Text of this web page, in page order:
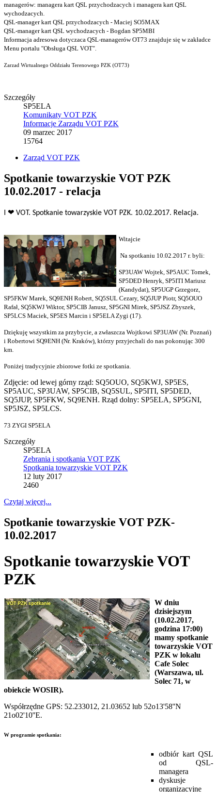
managerów: managera kart QSL przychodzacych i managera kart QSL
wychodzacych.
QSL-manager kart QSL przychodzacych - Maciej SO5MAX
QSL-manager kart QSL wychodzacych - Bogdan SP5MBI
Informacja adresowa dotyczaca QSL-managerów OT73 znajduje się w zakładce
Menu portalu "Obsługa QSL VOT".
Zarzad Wirtualnego Oddziału Terenowego PZK (OT73)
Szczegóły
SP5ELA
Komunikaty VOT PZK
Informacje Zarządu VOT PZK
09 marzec 2017
15764
Zarząd VOT PZK
Spotkanie towarzyskie VOT PZK
10.02.2017 - relacja
I ❤ VOT. Spotkanie towarzyskie VOT PZK. 10.02.2017. Relacja.
Witajcie
Na spotkaniu 10.02.2017 r. byli:
SP3UAW Wojtek, SP5AUC Tomek,
SP5DED Henryk, SP5ITI Mariusz
(Kandydat), SP5UGP Grzegorz,
SP5FKW Marek, SQ9ENH Robert, SQ5SUL Cezary, SQ5JUP Piotr, SQ5OUO
Rafał, SQ5KWJ Wiktor, SP5CIB Janusz, SP5GNI Mirek, SP5JSZ Zbyszek,
SP5LCS Maciek, SP5ES Marcin i SP5ELA Zygi (17).
Dziękuję wszystkim za przybycie, a zwłaszcza Wojtkowi SP3UAW (Nr. Poznań)
i Robertowi SQ9ENH (Nr. Kraków), którzy przyjechali do nas pokonując 300
km.
Poniżej tradycyjnie zbiorowe fotki ze spotkania.
Zdjęcie: od lewej górny rząd: SQ5OUO, SQ5KWJ, SP5ES,
SP5AUC, SP3UAW, SP5CIB, SQ5SUL, SP5ITI, SP5DED,
SQ5JUP, SP5FKW, SQ9ENH. Rząd dolny: SP5ELA, SP5GNI,
SP5JSZ, SP5LCS.
73 ZYGI SP5ELA
Szczegóły
SP5ELA
Zebrania i spotkania VOT PZK
Spotkania towarzyskie VOT PZK
12 luty 2017
2460
Czytaj więcej...
Spotkanie towarzyskie VOT PZK-
10.02.2017
Spotkanie towarzyskie VOT
PZK
W dniu
dzisiejszym
(10.02.2017,
godzina 17:00)
mamy spotkanie
towarzyskie VOT
PZK w lokalu
Cafe Solec
(Warszawa, ul.
Solec 71, w
obiekcie WOSIR).
Współrzędne GPS: 52.233012, 21.03652 lub 52o13'58''N
21o02'10''E.
W programie spotkania:
odbiór kart QSL
od QSL-
managera
dyskusje
organizacyjne